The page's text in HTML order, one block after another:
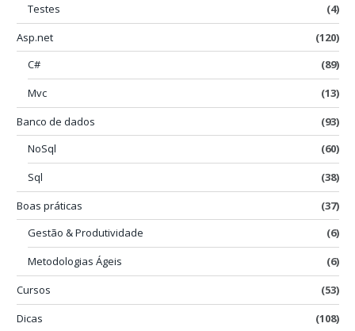
Testes
(4)
Asp.net
(120)
C#
(89)
Mvc
(13)
Banco de dados
(93)
NoSql
(60)
Sql
(38)
Boas práticas
(37)
Gestão & Produtividade
(6)
Metodologias Ágeis
(6)
Cursos
(53)
Dicas
(108)